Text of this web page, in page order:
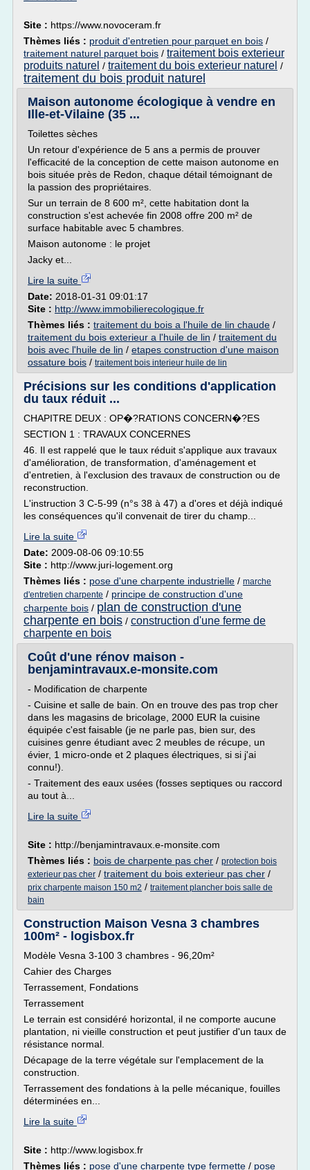
Site : https://www.novoceram.fr
Thèmes liés : produit d'entretien pour parquet en bois /
traitement naturel parquet bois / traitement bois exterieur
produits naturel / traitement du bois exterieur naturel /
traitement du bois produit naturel
Maison autonome écologique à vendre en
Ille-et-Vilaine (35 ...
Toilettes sèches
Un retour d'expérience de 5 ans a permis de prouver
l'efficacité de la conception de cette maison autonome en
bois située près de Redon, chaque détail témoignant de
la passion des propriétaires.
Sur un terrain de 8 600 m², cette habitation dont la
construction s'est achevée fin 2008 offre 200 m² de
surface habitable avec 5 chambres.
Maison autonome : le projet
Jacky et...
Lire la suite
Date: 2018-01-31 09:01:17
Site : http://www.immobilierecologique.fr
Thèmes liés : traitement du bois a l'huile de lin chaude /
traitement du bois exterieur a l'huile de lin / traitement du
bois avec l'huile de lin / etapes construction d'une maison
ossature bois / traitement bois interieur huile de lin
Précisions sur les conditions d'application
du taux réduit ...
CHAPITRE DEUX : OP�?RATIONS CONCERN�?ES
SECTION 1 : TRAVAUX CONCERNES
46. Il est rappelé que le taux réduit s'applique aux travaux
d'amélioration, de transformation, d'aménagement et
d'entretien, à l'exclusion des travaux de construction ou de
reconstruction.
L'instruction 3 C-5-99 (n°s 38 à 47) a d'ores et déjà indiqué
les conséquences qu'il convenait de tirer du champ...
Lire la suite
Date: 2009-08-06 09:10:55
Site : http://www.juri-logement.org
Thèmes liés : pose d'une charpente industrielle / marche
d'entretien charpente / principe de construction d'une
charpente bois / plan de construction d'une
charpente en bois / construction d'une ferme de
charpente en bois
Coût d'une rénov maison -
benjamintravaux.e-monsite.com
- Modification de charpente
- Cuisine et salle de bain. On en trouve des pas trop cher
dans les magasins de bricolage, 2000 EUR la cuisine
équipée c'est faisable (je ne parle pas, bien sur, des
cuisines genre étudiant avec 2 meubles de récupe, un
évier, 1 micro-onde et 2 plaques électriques, si si j'ai
connu!).
- Traitement des eaux usées (fosses septiques ou raccord
au tout à...
Lire la suite
Site : http://benjamintravaux.e-monsite.com
Thèmes liés : bois de charpente pas cher / protection bois
exterieur pas cher / traitement du bois exterieur pas cher /
prix charpente maison 150 m2 / traitement plancher bois salle de
bain
Construction Maison Vesna 3 chambres
100m² - logisbox.fr
Modèle Vesna 3-100 3 chambres - 96,20m²
Cahier des Charges
Terrassement, Fondations
Terrassement
Le terrain est considéré horizontal, il ne comporte aucune
plantation, ni vieille construction et peut justifier d'un taux de
résistance normal.
Décapage de la terre végétale sur l'emplacement de la
construction.
Terrassement des fondations à la pelle mécanique, fouilles
déterminées en...
Lire la suite
Site : http://www.logisbox.fr
Thèmes liés : pose d'une charpente type fermette / pose